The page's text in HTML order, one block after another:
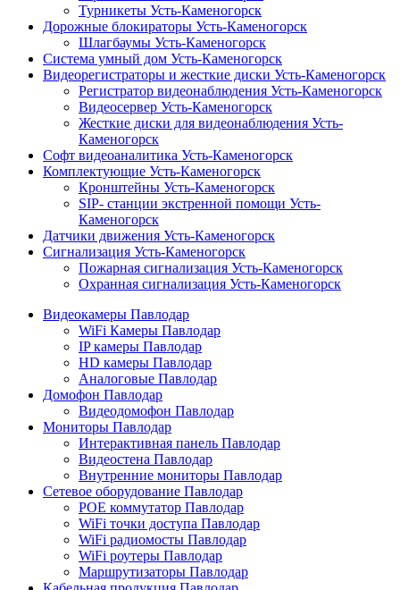
Турникеты Усть-Каменогорск
Дорожные блокираторы Усть-Каменогорск
Шлагбаумы Усть-Каменогорск
Система умный дом Усть-Каменогорск
Видеорегистраторы и жесткие диски Усть-Каменогорск
Регистратор видеонаблюдения Усть-Каменогорск
Видеосервер Усть-Каменогорск
Жесткие диски для видеонаблюдения Усть-
Каменогорск
Софт видеоаналитика Усть-Каменогорск
Комплектующие Усть-Каменогорск
Кронштейны Усть-Каменогорск
SIP- станции экстренной помощи Усть-
Каменогорск
Датчики движения Усть-Каменогорск
Сигнализация Усть-Каменогорск
Пожарная сигнализация Усть-Каменогорск
Охранная сигнализация Усть-Каменогорск
Видеокамеры Павлодар
WiFi Камеры Павлодар
IP камеры Павлодар
HD камеры Павлодар
Аналоговые Павлодар
Домофон Павлодар
Видеодомофон Павлодар
Мониторы Павлодар
Интерактивная панель Павлодар
Видеостена Павлодар
Внутренние мониторы Павлодар
Сетевое оборудование Павлодар
POE коммутатор Павлодар
WiFi точки доступа Павлодар
WiFi радиомосты Павлодар
WiFi роутеры Павлодар
Маршрутизаторы Павлодар